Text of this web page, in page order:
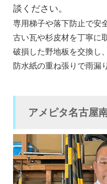
談ください。
専用梯子や落下防止で安
古い瓦や杉皮材を丁寧に
破損した野地板を交換し
防水紙の重ね張りで雨漏
アメピタ名古屋